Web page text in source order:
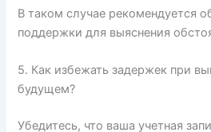
В таком случае рекомендуется
поддержки для выяснения
5. Как избежать задержек при
будущем?
Убедитесь, что ваша учетная